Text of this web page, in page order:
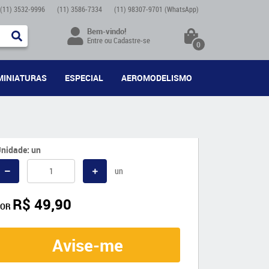
(11) 3532-9996 (11) 3586-7334 (11) 98307-9701 (WhatsApp)
Bem-vindo!
EntreouCadastre-se 0
ESPECIAL AEROMODELISMO
un
un
R$ 49,90
Avise-me